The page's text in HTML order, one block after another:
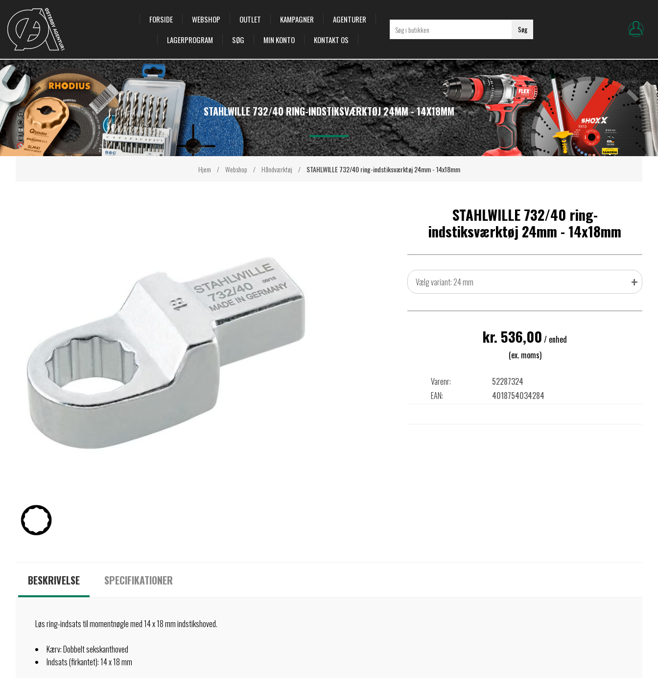
FORSIDE WEBSHOP OUTLET KAMPAGNER
AGENTURER
LAGERPROGRAM
SØG MIN KONTO KONTAKT OS
Søg
Hjem / Webshop / Håndværktøj / STAHLWILLE 732/40 ring-indstiksværktøj 24mm - 14x18mm
STAHLWILLE 732/40 RING-INDSTIKSVÆRKTØJ 24MM - 14X18MM
STAHLWILLE 732/40 ring-
indstiksværktøj 24mm - 14x18mm
Vælg variant: 24 mm +
kr. 536,00 / enhed
(ex. moms)
Varenr:
52287324
EAN:
4018754034284
BESKRIVELSE SPECIFIKATIONER
Løs ring-indsats til momentnøgle med 14 x 18 mm indstikshoved.
Kærv: Dobbelt sekskanthoved
Indsats (firkantet): 14 x 18 mm